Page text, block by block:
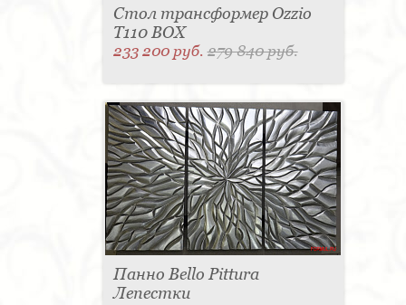
Стол трансформер Ozzio
T110 BOX
233 200 руб.279 840 руб.
Панно Bello Pittura
Лепестки